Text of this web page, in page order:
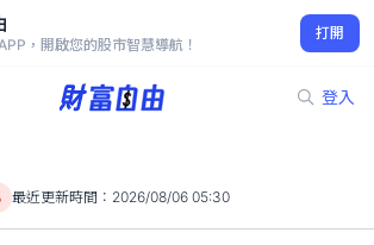
，開啟您的股市智慧導航！
打開
登入
58.70
2.22%
最近更新時間： 2026/08/06 05:30